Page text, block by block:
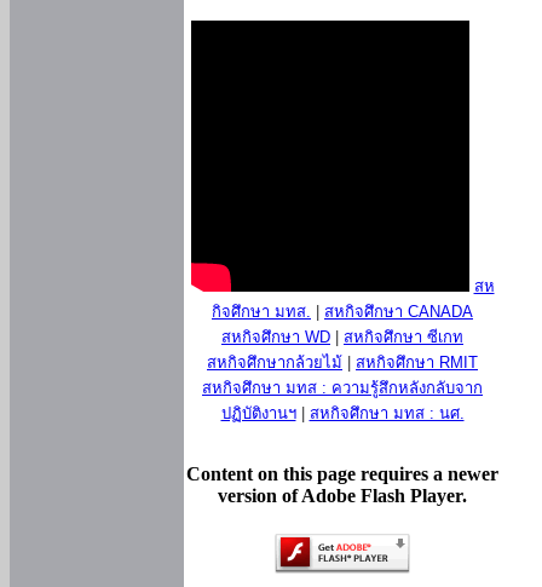
สห
กิจศึกษา มทส.
สหกิจศึกษา CANADA
สหกิจศึกษา WD
สหกิจศึกษา ซีเกท
สหกิจศึกษากล้วยไม้
สหกิจศึกษา RMIT
สหกิจศึกษา มทส : ความรู้สึกหลังกลับจาก
ปฏิบัติงานฯ| สหกิจศึกษา มทส : นศ.
Content on this page requires a newer
version of Adobe Flash Player.